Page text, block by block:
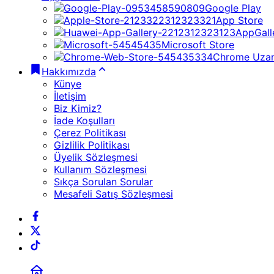
Google Play
App Store
Microsoft Store
Chrome
Hakkımızda
Künye
İletişim
Biz Kimiz?
İade Koşulları
Çerez Politikası
Gizlilik Politikası
Üyelik Sözleşmesi
Kullanım Sözleşmesi
Sıkça Sorulan Sorular
Mesafeli Satış Sözleşmesi